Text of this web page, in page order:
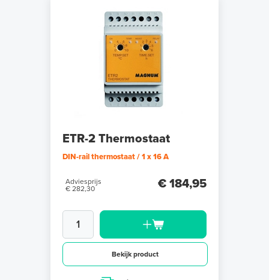
ETR-2 Thermostaat
DIN-rail thermostaat / 1 x 16 A
Adviesprijs
€ 282,30
€ 184,95
Bekijk product